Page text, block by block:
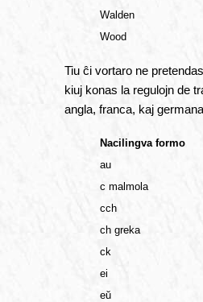
Walden
Wood
Tiu ĉi vortaro ne
kiuj konas la regulojn de
angla, franca, kaj
Nacilingva formo
au
c malmola
cch
ch greka
ck
ei
eŭ